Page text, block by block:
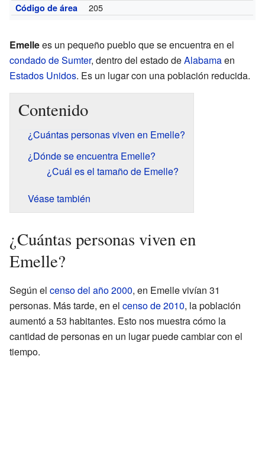
Código de área 205
Emellees un pequeño pueblo que se encuentra en el
condado de Sumter, dentro del estado deAlabamaen
Estados Unidos. Es un lugar con una población reducida.
Contenido
¿Cuántas personas viven en Emelle?
¿Dónde se encuentra Emelle?
¿Cuál es el tamaño de Emelle?
Véase también
¿Cuántas personas viven en
Emelle?
Según el censo del año 2000, en Emelle vivían 31
personas. Más tarde, en el censo de 2010, la población
aumentó a 53 habitantes. Esto nos muestra cómo la
cantidad de personas en un lugar puede cambiar con el
tiempo.